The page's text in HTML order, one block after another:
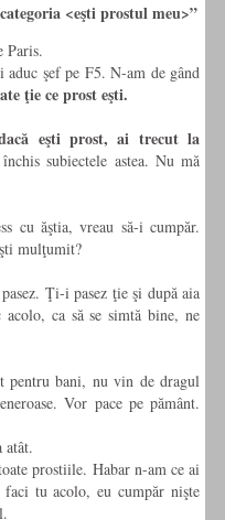
<eşti prostul meu>”
Paris.
şef pe F5. N-am de gând
ţie ce prost eşti.
eşti prost, ai trecut la
subiectele astea. Nu mă
cu ăştia, vreau să-i cumpăr.
mulţumit?
Ţi-i pasez ţie şi după aia
ca să se simtă bine, ne
pentru bani, nu vin de dragul
Vor pace pe pământ.
atât.
prostiile. Habar n-am ce ai
tu acolo, eu cumpăr nişte